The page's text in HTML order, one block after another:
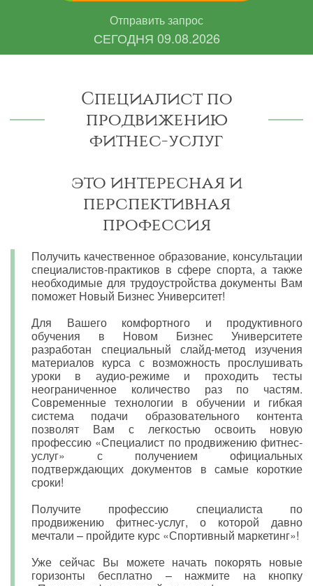
Отправить запрос
СЕГОДНЯ 09.08.2026
Специалист по
продвижению
фитнес-услуг
это интересная и
перспективная
профессия
Получить качественное образование, консультации
специалистов-практиков в сфере спорта, а также
необходимые для трудоустройства документы Вам
поможет Новый Бизнес Университет!
Для Вашего комфортного и продуктивного
обучения в Новом Бизнес Университете
разработан специальный слайд-метод изучения
материалов курса с возможность прослушивать
уроки в аудио-режиме и проходить тесты
неограниченное количество раз по частям.
Современные технологии в обучении и гибкая
система подачи образовательного контента
позволят Вам с легкостью освоить новую
профессию «Специалист по продвижению фитнес-
услуг» с получением официальных
подтверждающих документов в самые короткие
сроки!
Получите профессию специалиста по
продвижению фитнес-услуг, о которой давно
мечтали – пройдите курс «Спортивный маркетинг»!
Уже сейчас Вы можете начать покорять новые
горизонты бесплатно – нажмите на кнопку